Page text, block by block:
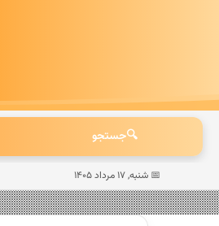
🔍جستجو
📅 شنبه, ۱۷ مرداد ۱۴۰۵